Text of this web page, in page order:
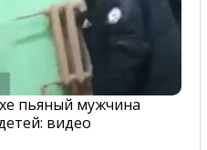
пьяный мужчина
видео